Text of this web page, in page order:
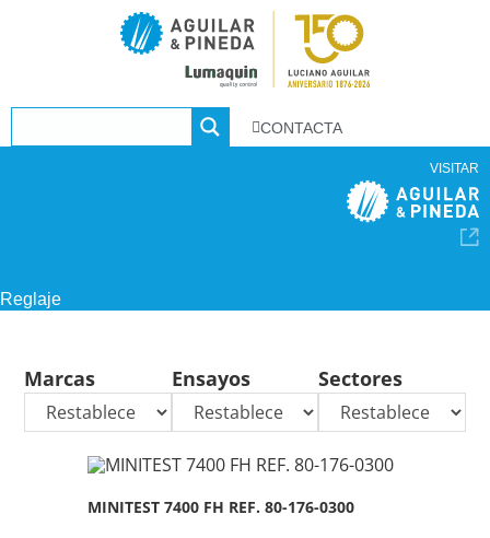
CONTACTA
VISITAR
Reglaje
Marcas Ensayos Sectores
MINITEST 7400 FH REF. 80-176-0300